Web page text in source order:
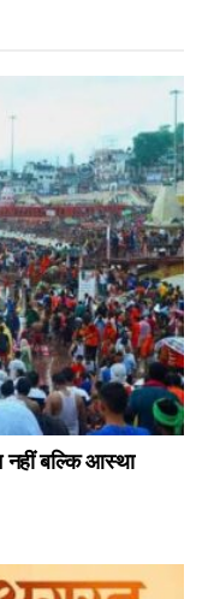
नहीं बल्कि आस्था